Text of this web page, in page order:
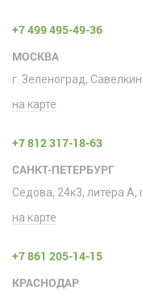
+7 499 495-49-36
МОСКВА
г. Зеленоград,
на карте
+7 812 317-18-63
САНКТ-ПЕТЕРБУРГ
Седова, 24к3, литера
на карте
+7 861 205-14-15
КРАСНОДАР